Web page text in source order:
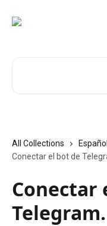
All Collections Español
Conectar el bot de
Conectar
Telegram.